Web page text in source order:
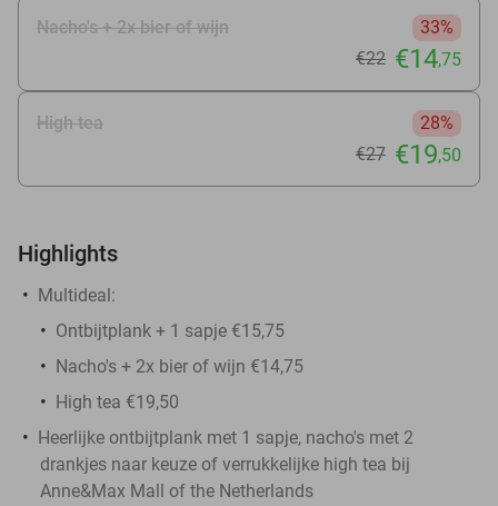
Nacho's + 2x bier of wijn
33%
€22 €14,75
High tea
28%
€27 €19,50
Highlights
Multideal:
Ontbijtplank + 1 sapje €15,75
Nacho's + 2x bier of wijn €14,75
High tea €19,50
Heerlijke ontbijtplank met 1 sapje, nacho's met 2
drankjes naar keuze of verrukkelijke high tea bij
Anne&Max Mall of the Netherlands